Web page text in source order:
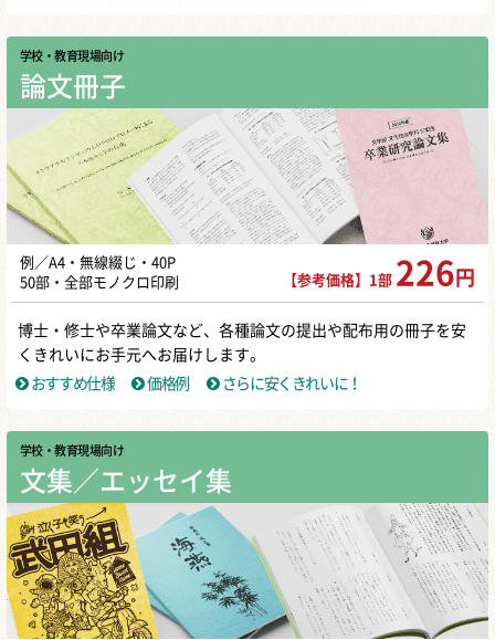
学校・教育現場向け
論文冊子
例／A4・無線綴じ・40P
50部・全部モノクロ印刷
【参考価格】1部 226 円
博士・修士や卒業論文など、各種論文の提出や配布用の冊子を安
くきれいにお手元へお届けします。
おすすめ仕様
価格例 さらに安くきれいに！
学校・教育現場向け
文集／エッセイ集